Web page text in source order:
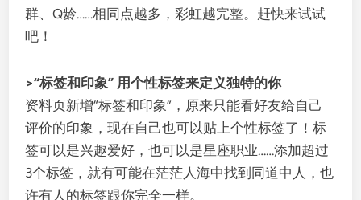
群、Q龄……相同点越多，彩虹越完整。赶快来试试
吧！
>“标签和印象” 用个性标签来定义独特的你
资料页新增“标签和印象”，原来只能看好友给自己
评价的印象，现在自己也可以贴上个性标签了！标
签可以是兴趣爱好，也可以是星座职业……添加超过
3个标签，就有可能在茫茫人海中找到同道中人，也
许有人的标签跟你完全一样。